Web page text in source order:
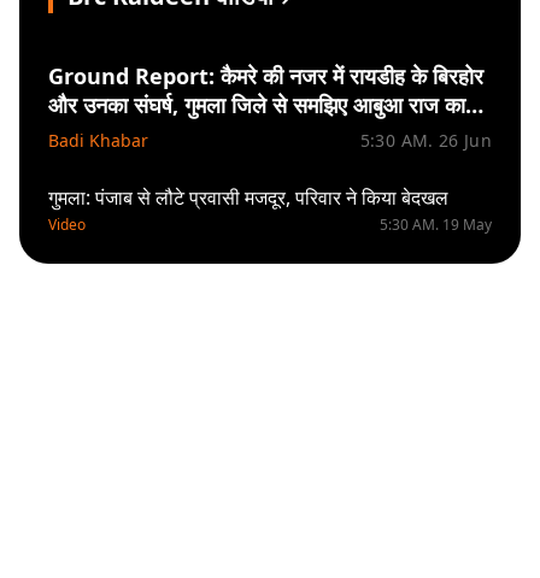
Ground Report: कैमरे की नजर में रायडीह के बिरहोर
और उनका संघर्ष, गुमला जिले से समझिए आबुआ राज का
मिजाज
Badi Khabar 5:30 AM. 26 Jun
गुमला: पंजाब से लौटे प्रवासी मजदूर, परिवार ने किया बेदखल
Video 5:30 AM. 19 May